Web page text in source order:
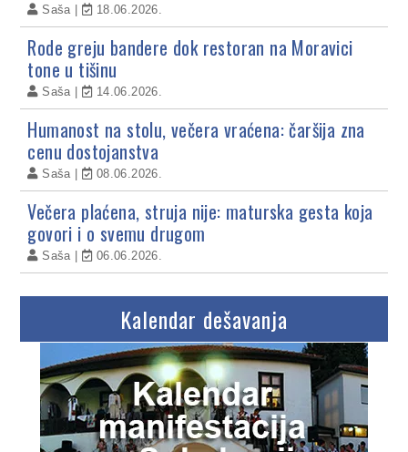
Saša 18.06.2026.
Rode greju bandere dok restoran na Moravici
tone u tišinu
Saša 14.06.2026.
Humanost na stolu, večera vraćena: čaršija zna
cenu dostojanstva
Saša 08.06.2026.
Večera plaćena, struja nije: maturska gesta koja
govori i o svemu drugom
Saša 06.06.2026.
Kalendar dešavanja